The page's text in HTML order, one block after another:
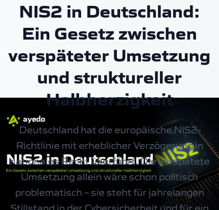
NIS2 in Deutschland:
Ein Gesetz zwischen
verspäteter Umsetzung
und struktureller
Halbherzigkeit
Deutschland hat die europäische NIS2-
Richtlinie mit erheblicher Verzögerung in
nationales Recht überführt. Die verspätete
Umsetzung allein wäre schon politisch
problematisch – sie steht für jahrelangen